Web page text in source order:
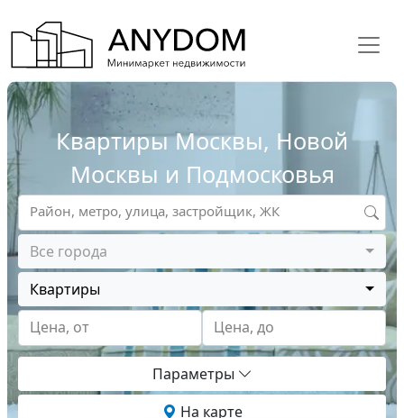
Квартиры Москвы, Новой
Москвы и Подмосковья
Все города
Квартиры
Цена, от
Цена, до
Район, метро, улица, застройщик, ЖК
Параметры
На карте